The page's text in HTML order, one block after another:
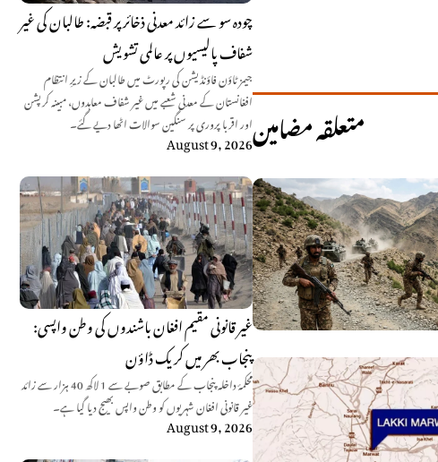
چودہ سو سے زائد معدنی ذخائر پر قبضہ: طالبان کی غیر
شفاف پالیسیوں پر عالمی تشویش
جیمز ٹاؤن فاؤنڈیشن کی رپورٹ میں طالبان کے زیرِ انتظام
افغانستان کے معدنی شعبے میں غیر شفاف معاہدوں، مبینہ کرپشن
اور اقربا پروری پر سنگین سوالات اٹھا دیے گئے۔
August 9, 2026
غیر قانونی مقیم افغان باشندوں کی وطن واپسی:
پنجاب بھر میں کریک ڈاؤن
محکمۂ داخلہ پنجاب کے مطابق صوبے سے 1 لاکھ 40 ہزار سے زائد
غیر قانونی افغان شہریوں کو وطن واپس بھیج دیا گیا ہے۔
August 9, 2026
متعلقہ مضامین